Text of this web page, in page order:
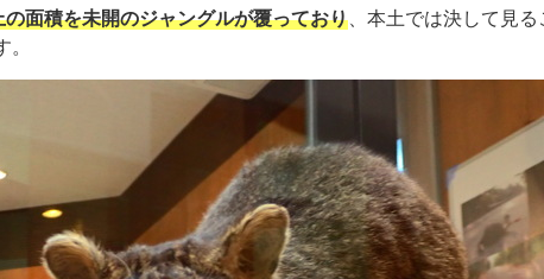
面積を未開のジャングルが覆っており、本土では決して見